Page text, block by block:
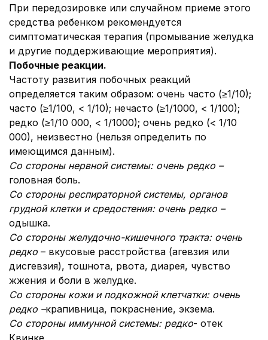
При передозировке или случайном приеме этого
средства ребенком рекомендуется
симптоматическая терапия (промывание желудка
и другие поддерживающие мероприятия).
Побочные реакции.
Частоту развития побочных реакций
определяется таким образом: очень часто (≥1/10);
часто (≥1/100, < 1/10); нечасто (≥1/1000, < 1/100);
редко (≥1/10 000, < 1/1000); очень редко (< 1/10
000), неизвестно (нельзя определить по
имеющимся данным).
Со стороны нервной системы: очень редко –
головная боль.
Со стороны респираторной системы, органов
грудной клетки и средостения: очень редко –
одышка.
Со стороны желудочно-кишечного тракта: очень
редко – вкусовые расстройства (агевзия или
дисгевзия), тошнота, рвота, диарея, чувство
жжения и боли в желудке.
Со стороны кожи и подкожной клетчатки: очень
редко –крапивница, покраснение, экзема.
Со стороны иммунной системы: редко- отек
Квинке.